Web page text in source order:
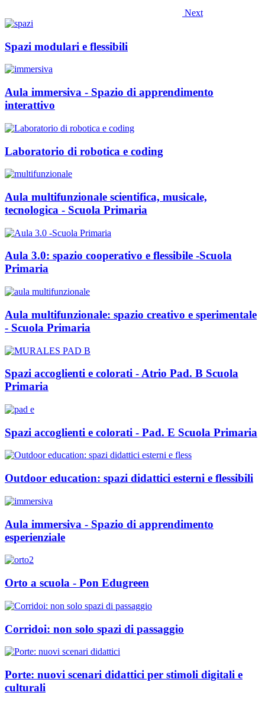
Next
Spazi modulari e flessibili
Aula immersiva - Spazio di apprendimento
interattivo
Laboratorio di robotica e coding
Aula multifunzionale scientifica, musicale,
tecnologica - Scuola Primaria
Aula 3.0: spazio cooperativo e flessibile -Scuola
Primaria
Aula multifunzionale: spazio creativo e sperimentale
- Scuola Primaria
Spazi accoglienti e colorati - Atrio Pad. B Scuola
Primaria
Spazi accoglienti e colorati - Pad. E Scuola Primaria
Outdoor education: spazi didattici esterni e flessibili
Aula immersiva - Spazio di apprendimento
esperienziale
Orto a scuola - Pon Edugreen
Corridoi: non solo spazi di passaggio
Porte: nuovi scenari didattici per stimoli digitali e
culturali